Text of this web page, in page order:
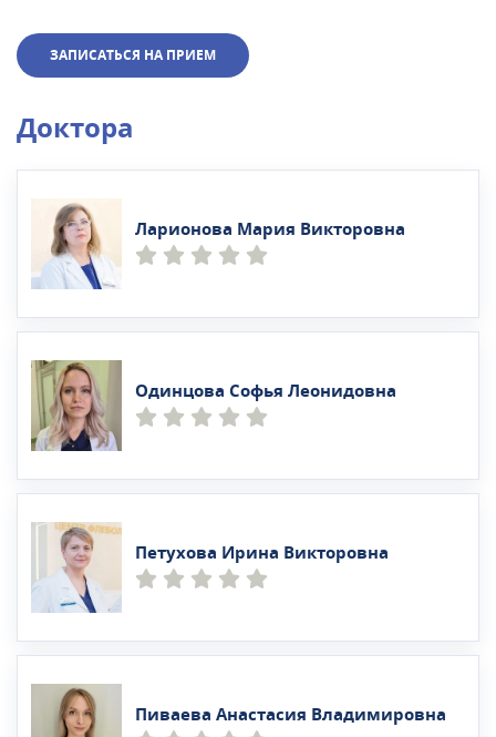
ЗАПИСАТЬСЯ НА ПРИЕМ
Доктора
Ларионова Мария Викторовна
Одинцова Софья Леонидовна
Петухова Ирина Викторовна
Пиваева Анастасия Владимировна